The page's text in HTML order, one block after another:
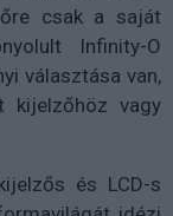
csak a saját
Infinity-O
választása van,
kijelzőhöz vagy
és LCD-s